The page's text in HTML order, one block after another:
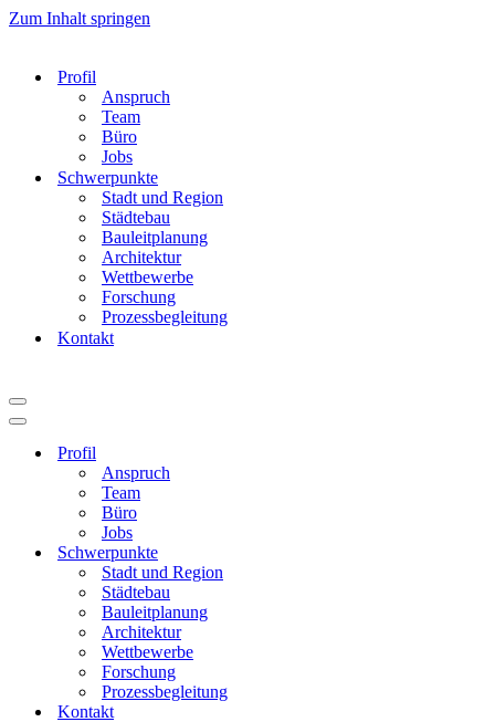
Zum Inhalt springen
Profil
Anspruch
Team
Büro
Jobs
Schwerpunkte
Stadt und Region
Städtebau
Bauleitplanung
Architektur
Wettbewerbe
Forschung
Prozessbegleitung
Kontakt
Navigationsmenü
Navigationsmenü
Profil
Anspruch
Team
Büro
Jobs
Schwerpunkte
Stadt und Region
Städtebau
Bauleitplanung
Architektur
Wettbewerbe
Forschung
Prozessbegleitung
Kontakt